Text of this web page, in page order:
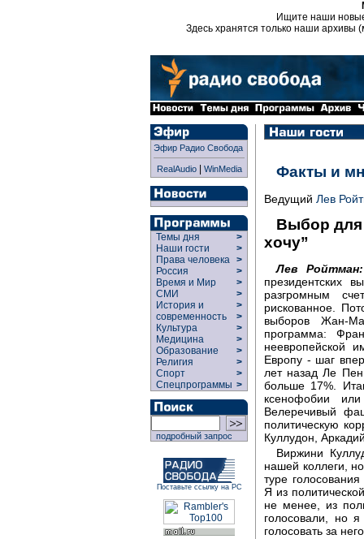
Ищите наши
Здесь хранятся только наши архивы
Эфир Радио Свобода
RealAudio| WinMedia
Темы дня
>
Наши гости
>
Права человека >
Россия
>
Время и Мир
>
СМИ
>
История и
современность
>
>
Культура
>
Медицина
>
Образование
>
Религия
>
Спорт
>
Спецпрограммы >
подробный запрос
Поставьте ссылку на РС
Факты и
Ведущий Лев
Выбор для
хочу”
Лев Ройтман:
президентских
разгромным
рискованное.
выборов Жан-
программа:
неевропейской
Европу - шаг
лет назад Ле
больше 17%.
ксенофобии
Велеречивый
политическую
Куллудон,
Виржини
нашей коллеги,
туре
Я из
не менее, из
голосовали, но
голосовать за